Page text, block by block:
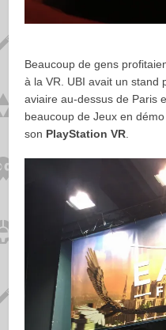
Beaucoup de gens
à la VR. UBI avait un stand
aviaire au-dessus de Paris
beaucoup de Jeux en
son PlayStation VR.